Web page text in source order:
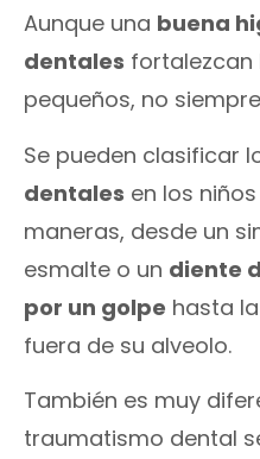
Aunque una buena
dentales fortalezcan
pequeños, no
Se pueden clasificar
dentales en los
maneras, desde un
esmalte o un diente
por un golpe hasta
fuera de su alveolo.
También es muy
traumatismo dental